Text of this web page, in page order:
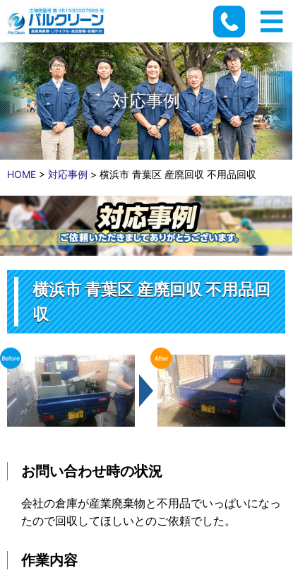
対応事例
HOME > 対応事例 > 横浜市 青葉区 産廃回収 不用品回収
横浜市 青葉区 産廃回収 不用品回
収
お問い合わせ時の状況
会社の倉庫が産業廃棄物と不用品でいっぱいになっ
たので回収してほしいとのご依頼でした。
作業内容